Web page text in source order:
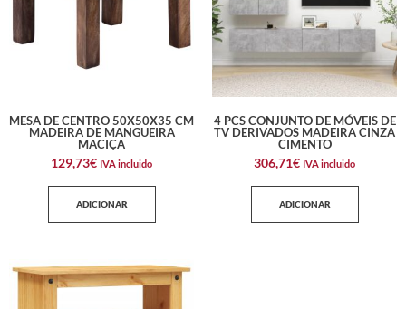
MESA DE CENTRO 50X50X35 CM
MADEIRA DE MANGUEIRA
MACIÇA
129,73€ IVA incluido
ADICIONAR
4 PCS CONJUNTO DE MÓVEIS DE
TV DERIVADOS MADEIRA CINZA
CIMENTO
306,71€ IVA incluido
ADICIONAR